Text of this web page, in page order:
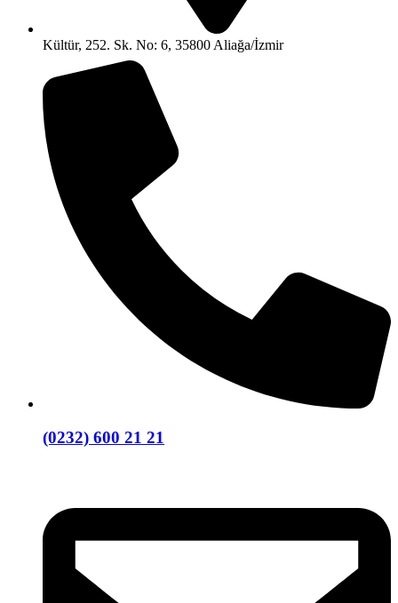
Kültür, 252. Sk. No: 6, 35800 Aliağa/İzmir
(0232) 600 21 21